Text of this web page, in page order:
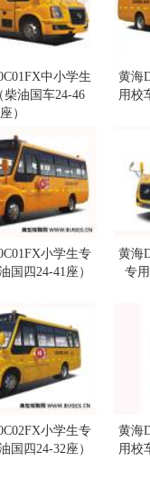
中小学生
油国车24-46
座）
黄海
用校
小学生专
国四24-41座）
黄海
专
小学生专
国四24-32座）
黄海
用校